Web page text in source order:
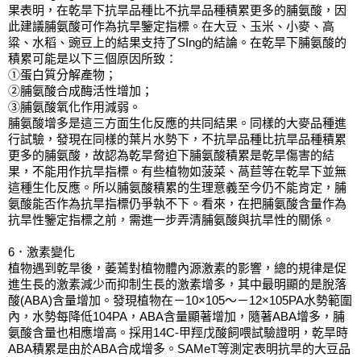
果表明，在乾旱下抗旱品種比不抗旱品種積累更多的脯氨酸，因
此建議脯氨酸可作為抗旱鑒定指標。在大豆、玉米、小麥、高
粱、水稻、豌豆上的結果支持了SIng的結論。在乾旱下脯氨酸的
積累可能是以下三個原因所致：
①蛋白質分解產物；
②脯氨酸合成酶活性增加；
③脯氨酸氧化作用減弱。
脯氨酸增多是這三方面生化反應的共同結果。同樣的大麥品種進
行試驗，發現在同樣的葉片水勢下，不抗旱品種比抗旱品種積累
更多的脯氨酸，故認為乾旱脅迫下脯氨酸積累是乾旱傷害的結
果，不能用作抗旱指標。有些植物如菠菜、萵苣等在乾旱下並無
這種生化反應。所以脯氨酸積累的生理意義至今仍不能肯定，脯
氨酸能否作為抗旱指標仍爭執不下。看來，在把脯氨酸含量作為
抗旱性鑒定指標之前，需進一步弄清脯氨酸與抗旱性的關係。
6．激素變化
植物遇到乾旱後，萎蔫對植物體內源激素的影響，總的規律是促
進生長的激素減少而抑制生長的激素增多，其中最明顯的是脫落
酸(ABA)含量增加。發現植物在－10×105～－12×105PA水勢範圍
內，水勢每降低104PA，ABA含量顯著增加，隨著ABA增多，脯
氨酸含量也相應增高。採用14C-甲羥戊酸飼喂試驗證明，乾旱時
ABA積累是由於ABA合成增多。SAMeT等測定表明抗旱的大豆品